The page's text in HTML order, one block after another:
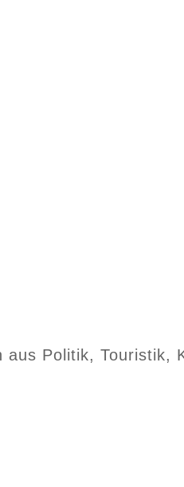
Politik, Touristik,